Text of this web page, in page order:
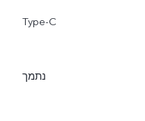
Type-C
נתמך